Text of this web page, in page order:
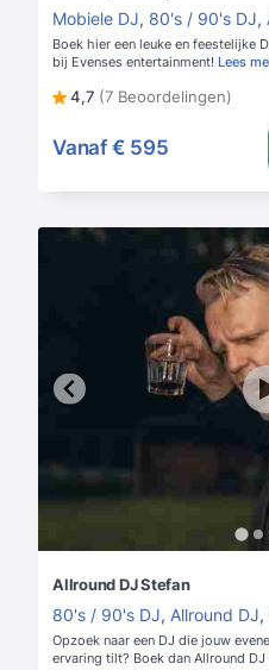
Mobiele DJ, 80's / 90's DJ,
Boek hier een leuke en feestelijke
bij Evenses entertainment! Lees
4,7 (7 Beoordelingen)
Vanaf € 595
Allround DJ Stefan
80's / 90's DJ, Allround DJ,
Opzoek naar een DJ die jouw
ervaring tilt? Boek dan Allround DJ